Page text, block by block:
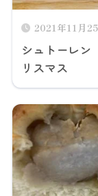
2021年11月
シュトーレ
リスマス